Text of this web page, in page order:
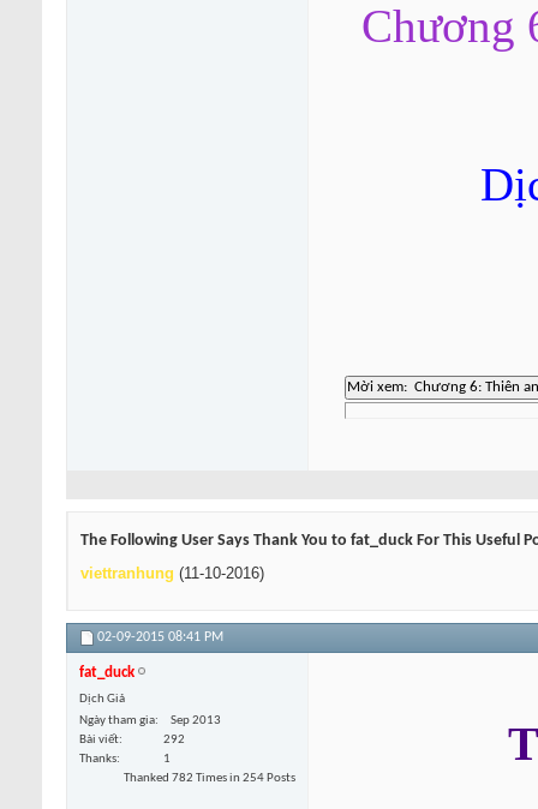
Chương
The Following User Says Thank You to fat_duck For This Useful
viettranhung (11-10-2016)
02-09-2015 08:41 PM
fat_duck
Dịch Giả
Ngày tham gia
Sep 2013
Bài viết
292
Thanks
1
Thanked 782 Times in 254 Posts